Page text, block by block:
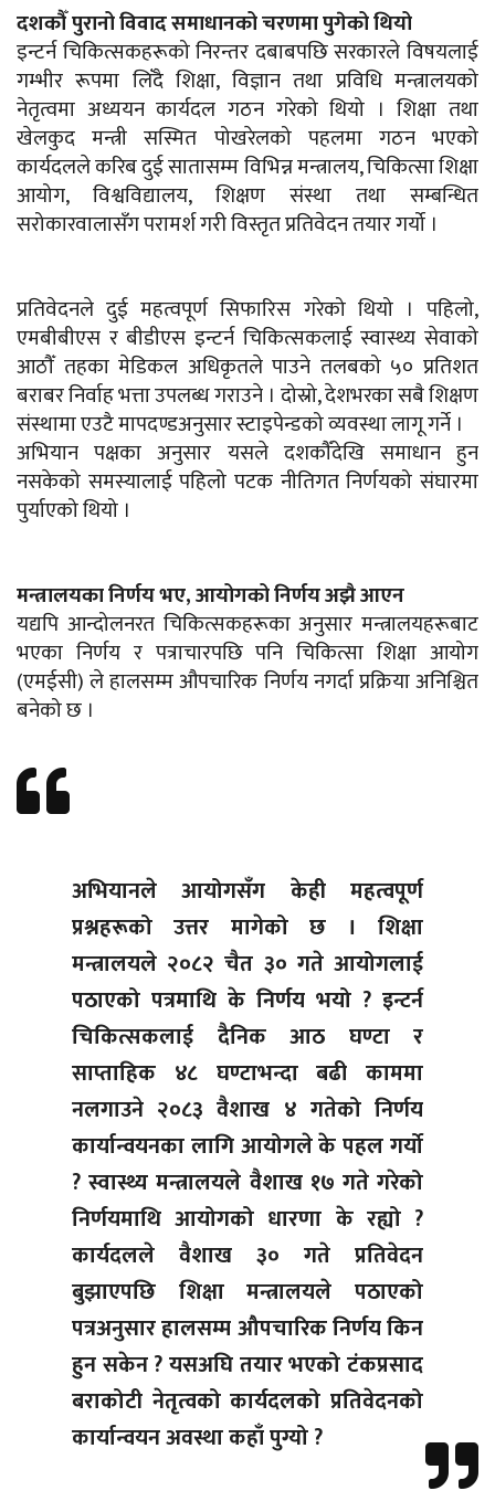
दशकौँ पुरानो विवाद समाधानको चरणमा पुगेको थियो
इन्टर्न चिकित्सकहरूको निरन्तर दबाबपछि सरकारले विषयलाई
गम्भीर रूपमा लिँदै शिक्षा, विज्ञान तथा प्रविधि मन्त्रालयको
नेतृत्वमा अध्ययन कार्यदल गठन गरेको थियो । शिक्षा तथा
खेलकुद मन्त्री सस्मित पोखरेलको पहलमा गठन भएको
कार्यदलले करिब दुई सातासम्म विभिन्न मन्त्रालय, चिकित्सा शिक्षा
आयोग, विश्वविद्यालय, शिक्षण संस्था तथा सम्बन्धित
सरोकारवालासँग परामर्श गरी विस्तृत प्रतिवेदन तयार गर्यो ।
प्रतिवेदनले दुई महत्वपूर्ण सिफारिस गरेको थियो । पहिलो,
एमबीबीएस र बीडीएस इन्टर्न चिकित्सकलाई स्वास्थ्य सेवाको
आठौँ तहका मेडिकल अधिकृतले पाउने तलबको ५० प्रतिशत
बराबर निर्वाह भत्ता उपलब्ध गराउने । दोस्रो, देशभरका सबै शिक्षण
संस्थामा एउटै मापदण्डअनुसार स्टाइपेन्डको व्यवस्था लागू गर्ने ।
अभियान पक्षका अनुसार यसले दशकौँदेखि समाधान हुन
नसकेको समस्यालाई पहिलो पटक नीतिगत निर्णयको संघारमा
पुर्याएको थियो ।
मन्त्रालयका निर्णय भए, आयोगको निर्णय अझै आएन
यद्यपि आन्दोलनरत चिकित्सकहरूका अनुसार मन्त्रालयहरूबाट
भएका निर्णय र पत्राचारपछि पनि चिकित्सा शिक्षा आयोग
(एमईसी) ले हालसम्म औपचारिक निर्णय नगर्दा प्रक्रिया अनिश्चित
बनेको छ ।
अभियानले आयोगसँग केही महत्वपूर्ण
प्रश्नहरूको उत्तर मागेको छ । शिक्षा
मन्त्रालयले २०८२ चैत ३० गते आयोगलाई
पठाएको पत्रमाथि के निर्णय भयो ? इन्टर्न
चिकित्सकलाई दैनिक आठ घण्टा र
साप्ताहिक ४८ घण्टाभन्दा बढी काममा
नलगाउने २०८३ वैशाख ४ गतेको निर्णय
कार्यान्वयनका लागि आयोगले के पहल गर्यो
? स्वास्थ्य मन्त्रालयले वैशाख १७ गते गरेको
निर्णयमाथि आयोगको धारणा के रह्यो ?
कार्यदलले वैशाख ३० गते प्रतिवेदन
बुझाएपछि शिक्षा मन्त्रालयले पठाएको
पत्रअनुसार हालसम्म औपचारिक निर्णय किन
हुन सकेन ? यसअघि तयार भएको टंकप्रसाद
बराकोटी नेतृत्वको कार्यदलको प्रतिवेदनको
कार्यान्वयन अवस्था कहाँ पुग्यो ?